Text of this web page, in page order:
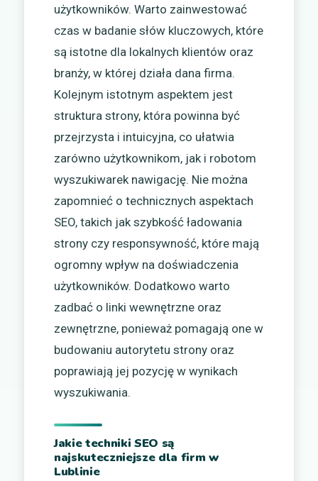
użytkowników. Warto zainwestować
czas w badanie słów kluczowych, które
są istotne dla lokalnych klientów oraz
branży, w której działa dana firma.
Kolejnym istotnym aspektem jest
struktura strony, która powinna być
przejrzysta i intuicyjna, co ułatwia
zarówno użytkownikom, jak i robotom
wyszukiwarek nawigację. Nie można
zapomnieć o technicznych aspektach
SEO, takich jak szybkość ładowania
strony czy responsywność, które mają
ogromny wpływ na doświadczenia
użytkowników. Dodatkowo warto
zadbać o linki wewnętrzne oraz
zewnętrzne, ponieważ pomagają one w
budowaniu autorytetu strony oraz
poprawiają jej pozycję w wynikach
wyszukiwania.
Jakie techniki SEO są
najskuteczniejsze dla firm w
Lublinie